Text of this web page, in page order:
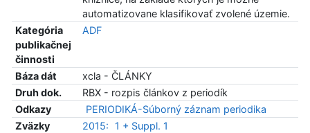
automatizovane klasifikovať zvolené územie.
Kategória
publikačnej
činnosti
ADF
Báza dát
xcla - ČLÁNKY
Druh dok.
RBX - rozpis článkov z periodík
Odkazy
PERIODIKÁ-Súborný záznam periodika
Zväzky
2015: 1 + Suppl. 1